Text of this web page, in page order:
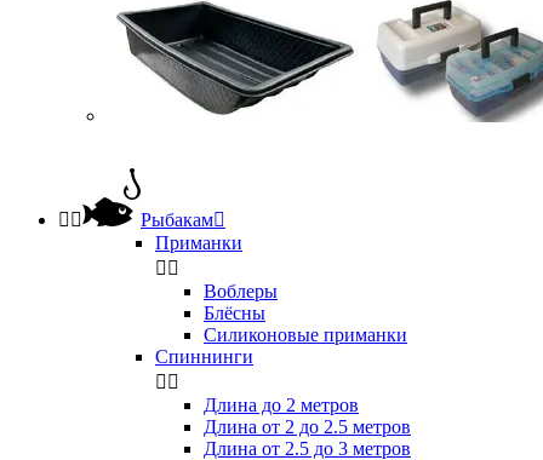
  Рыбакам
Приманки
 
Воблеры
Блёсны
Силиконовые приманки
Спиннинги
 
Длина до 2 метров
Длина от 2 до 2.5 метров
Длина от 2.5 до 3 метров